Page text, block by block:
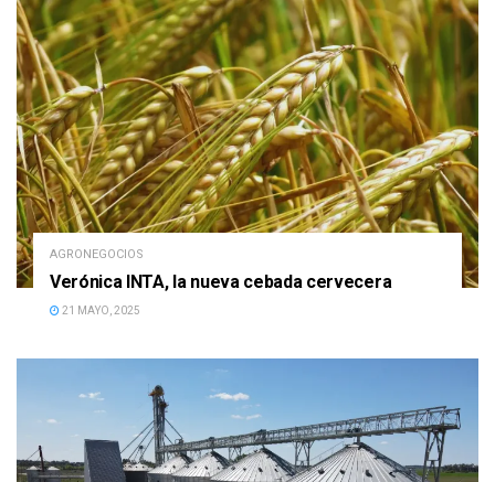
AGRONEGOCIOS
Verónica INTA, la nueva cebada cervecera
21 MAYO, 2025